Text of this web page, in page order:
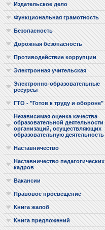
Издательское дело
Функциональная грамотность
Безопасность
Дорожная безопасность
Противодействие коррупции
Электронная учительская
Электронно-образовательные
ресурсы
ГТО - "Готов к труду и обороне"
Независимая оценка качества
образовательной деятельности
организаций, осуществляющих
образовательную деятельность
Наставничество
Наставничество педагогических
кадров
Вакансии
Правовое просвещение
Книга жалоб
Книга предложений